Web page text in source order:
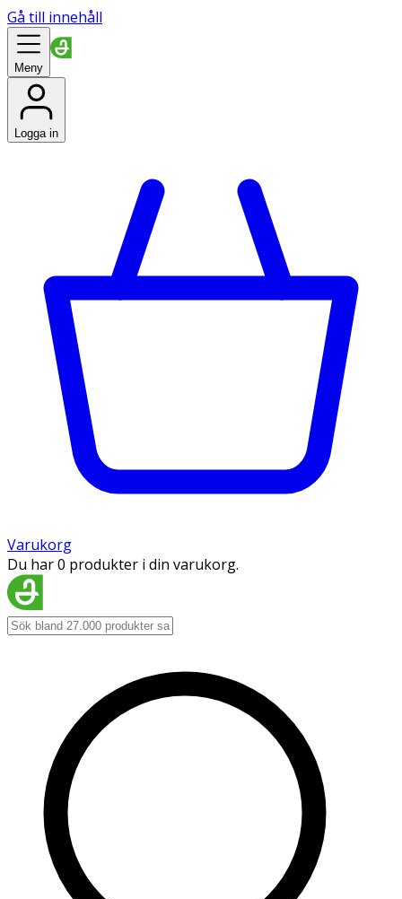
Gå till innehåll
Meny
Logga in
Varukorg
Du har 0 produkter i din varukorg.